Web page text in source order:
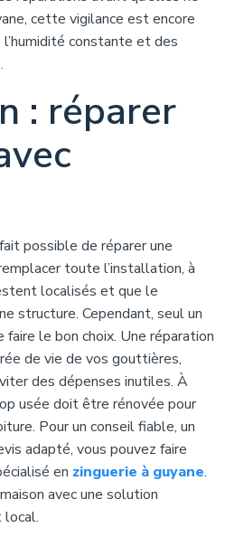
cette vigilance est encore
constante et des
: réparer
possible de réparer une
toute l’installation, à
localisés et que le
structure. Cependant, seul un
le bon choix. Une réparation
de vie de vos gouttières,
des dépenses inutiles. À
usée doit être rénovée pour
Pour un conseil fiable, un
adapté, vous pouvez faire
en zinguerie à guyane.
avec une solution
local.